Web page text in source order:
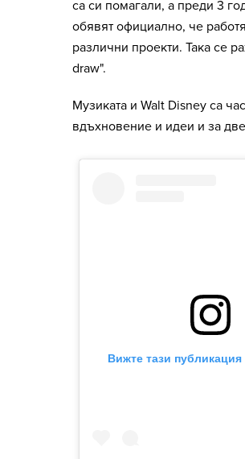
са си помагали, а преди 3
обявят официално, че
различни проекти. Така се
draw".
Музиката и Walt Disney са
вдъхновение и идеи и за